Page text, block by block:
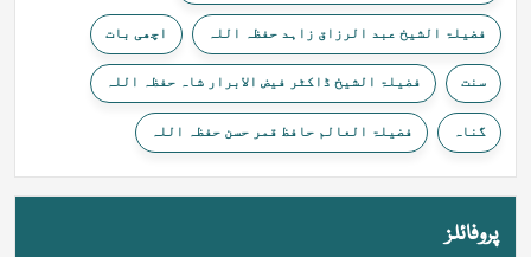
فضیلۃ الشیخ عبد الرزاق زاہد حفظہ اللہ اچھی بات
سنت فضیلۃ الشیخ ڈاکٹر فیض الابرار شاہ حفظہ اللہ
گناہ فضیلۃ العالم حافظ قمر حسن حفظہ اللہ
پروفائلز